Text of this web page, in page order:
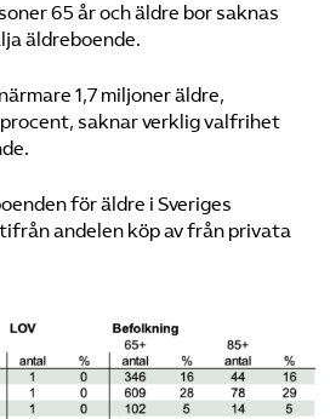
65 år och äldre bor saknas
äldreboende.
1,7 miljoner äldre,
saknar verklig valfrihet
för äldre i Sveriges
andelen köp av från privata